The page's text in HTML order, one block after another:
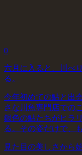
0
六月に入ると、川べ
る。
今年初めての鮎と出
さな川魚専門店での
銀色の鮎たちがヒラ
る。その姿だけで、
見た目の美しさから